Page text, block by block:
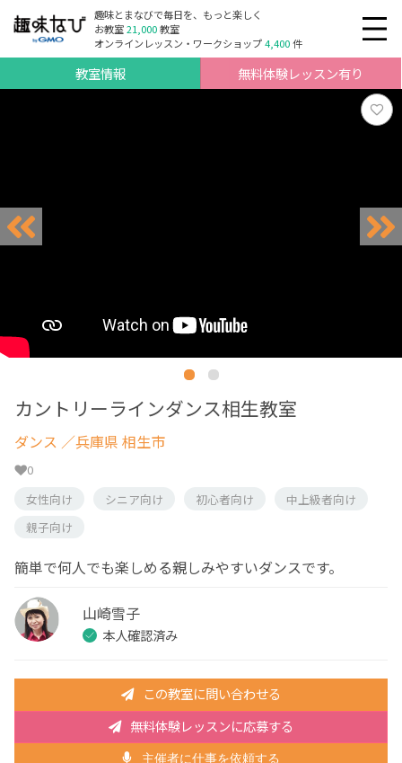
趣味とまなびで毎日を、もっと楽しく
お教室21,000教室
オンラインレッスン・ワークショップ4,400件
教室情報 無料体験レッスン有り
カントリーラインダンス相生教室
ダンス ／兵庫県 相生市
0
女性向け
シニア向け 初心者向け
中上級者向け
親子向け
簡単で何人でも楽しめる親しみやすいダンスです。
山崎雪子
本人確認済み
この教室に問い合わせる
無料体験レッスンに応募する
主催者に仕事を依頼する